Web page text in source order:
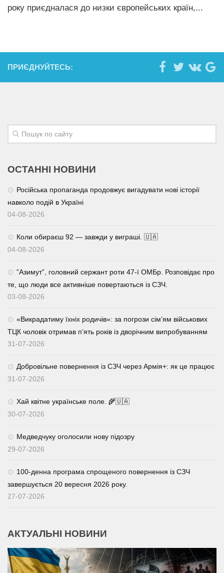
Наука
Рецепти
Привітання
Трагедії
Суспільство
Культура
Шоу-біз
року приєдналася до низки європейських країн,...
ПРИЄДНУЙТЕСЬ:
ОСТАННІ НОВИНИ
Російська пропаганда продовжує вигадувати нові історії
навколо подій в Україні
04-08-2026
Коли обираєш 92 — завжди у виграші. 🇺🇦
04-08-2026
⁨”Азимут”, головний сержант роти 47-ї ОМБр. Розповідає про
те, що люди все активніше повертаються із СЗЧ.
03-08-2026
«Викрадатиму їхніх родичів»: за погрози сім’ям військових
ТЦК чоловік отримав п’ять років із дворічним випробуванням
31-07-2026
Добровільне повернення із СЗЧ через Армія+: як це працює
31-07-2026
Хай квітне українське поле. 🌾🇺🇦
30-07-2026
Медведчуку оголосили нову підозру
29-07-2026
100-денна програма спрощеного повернення із СЗЧ
завершується 20 вересня 2026 року.
27-07-2026
АКТУАЛЬНІ НОВИНИ